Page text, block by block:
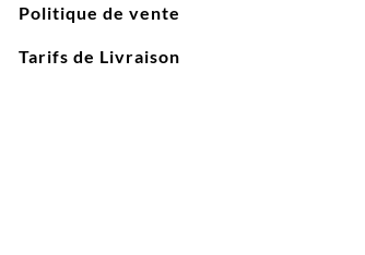
Politique de vente
Tarifs de Livraison